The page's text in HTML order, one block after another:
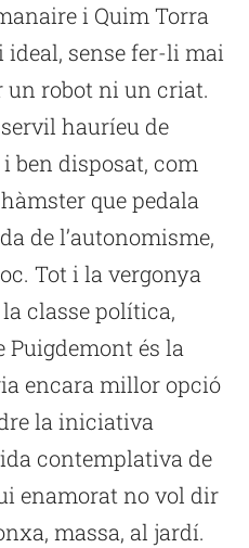
i Quim Torra
sense fer-li mai
un robot ni un criat.
hauríeu de
ben disposat, com
que pedala
de l’autonomisme,
Tot i la vergonya
classe política,
Puigdemont és la
encara millor opció
la iniciativa
contemplativa de
enamorat no vol dir
massa, al jardí.